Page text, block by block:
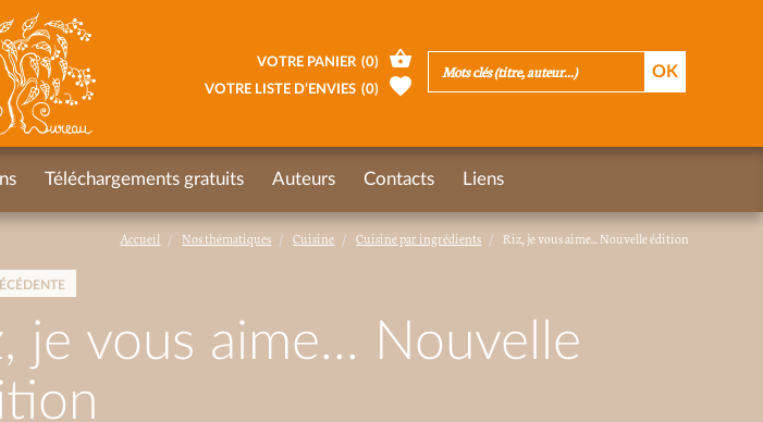
Accueil Nos thématiques Cuisine Cuisine par ingrédients Riz, je vous aime... Nouvelle édition
je vous aime... Nouvelle
VOTRE PANIER (0)
VOTRE LISTE D’ENVIES (0)
Téléchargements gratuits Auteurs Contacts Liens